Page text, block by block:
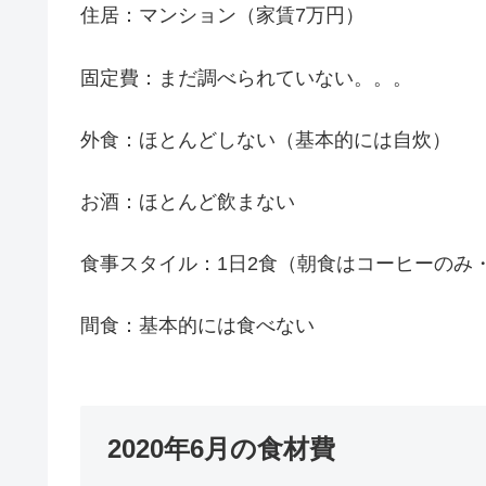
住居：マンション（家賃7万円）
固定費：まだ調べられていない。。。
外食：ほとんどしない（基本的には自炊）
お酒：ほとんど飲まない
食事スタイル：1日2食（朝食はコーヒーのみ
間食：基本的には食べない
2020年6月の食材費